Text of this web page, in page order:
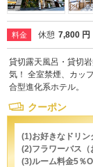
料金 休憩 7,800 円
貸切露天風呂・貸切
気！ 全室禁煙、カッ
合型進化系ホテル。
クーポン
(1)お好きなドリン
(2)フラワーバス（
(3)ルーム料金5％